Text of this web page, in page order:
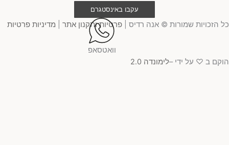
עקבו באינסטגרם
הזכויות שמורות © אנה רדיס | פרטיות ותקנון אתר| מדיניות פרטיות
ב ♡ על ידי – לימונדה 2.0
וואטסאפ